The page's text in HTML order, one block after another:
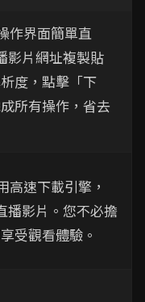
作界面簡單直
影片網址複製貼
度，點擊「下
所有操作，省去
高速下載引擎，
播影片。您不必擔
受觀看體驗。